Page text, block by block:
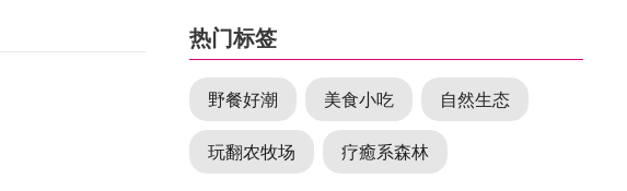
热门标签
野餐好潮 美食小吃 自然生态
玩翻农牧场 疗癒系森林